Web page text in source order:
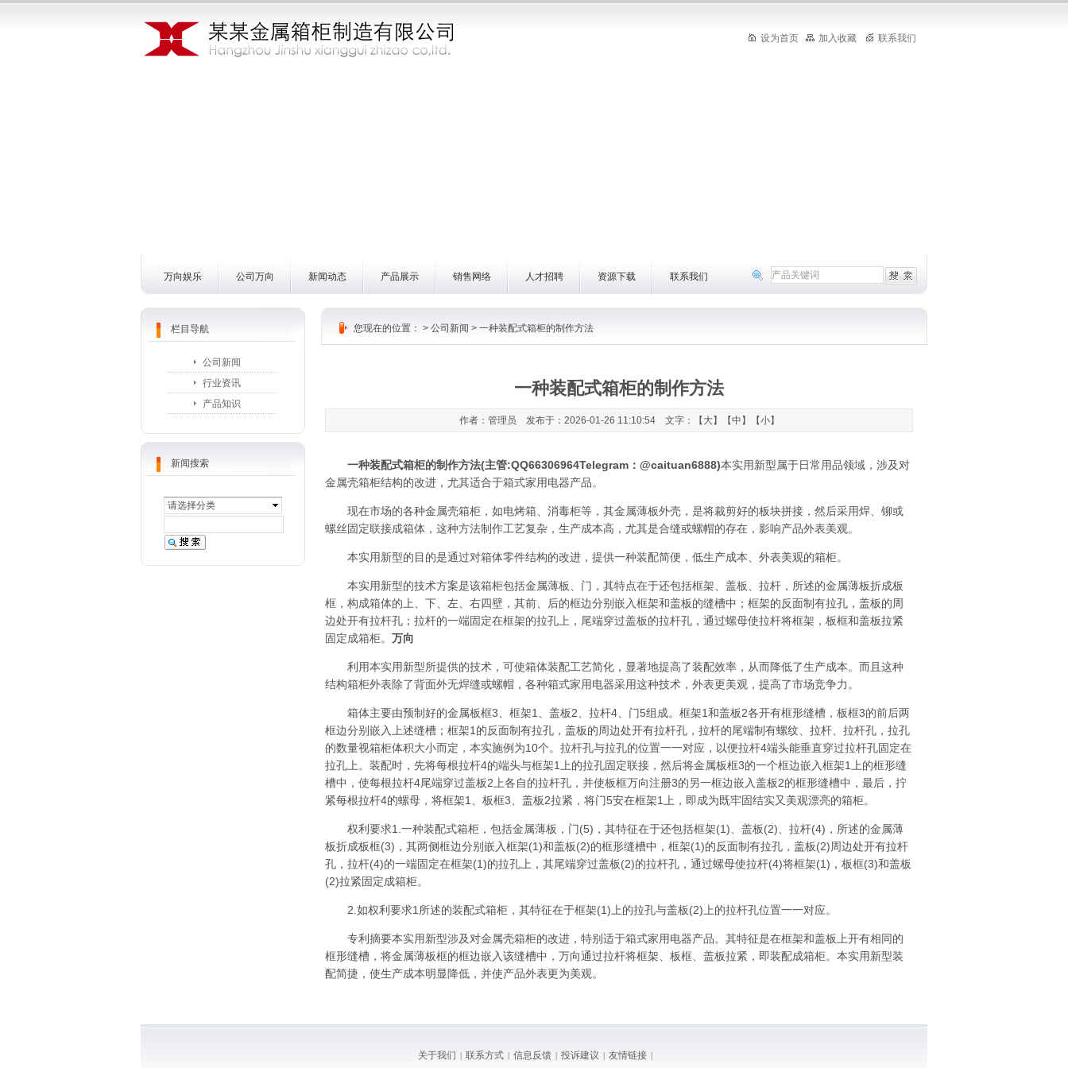
万向娱乐 公司万向 新闻动态 产品展示 销售网络 人才招聘 资源下载 联系我们
设为首页 加入收藏 联系我们
您现在的位置： > 公司新闻 > 一种装配式箱柜的制作方法
新闻搜索
请选择分类
栏目导航
公司新闻
行业资讯
产品知识
一种装配式箱柜的制作方法
作者：管理员 发布于：2026-01-26 11:10:54 文字：【 大】【中 】【小】
一种装配式箱柜的制作方法(主管:QQ66306964Telegram：@caituan6888)本实用新型属于日常用品领域，涉及对
金属壳箱柜结构的改进，尤其适合于箱式家用电器产品。
现在市场的各种金属壳箱柜，如电烤箱、消毒柜等，其金属薄板外壳，是将裁剪好的板块拼接，然后采用焊、铆或
螺丝固定联接成箱体，这种方法制作工艺复杂，生产成本高，尤其是合缝或螺帽的存在，影响产品外表美观。
本实用新型的目的是通过对箱体零件结构的改进，提供一种装配简便，低生产成本、外表美观的箱柜。
本实用新型的技术方案是该箱柜包括金属薄板、门，其特点在于还包括框架、盖板、拉杆，所述的金属薄板折成板
框，构成箱体的上、下、左、右四壁，其前、后的框边分别嵌入框架和盖板的缝槽中；框架的反面制有拉孔，盖板的周
边处开有拉杆孔；拉杆的一端固定在框架的拉孔上，尾端穿过盖板的拉杆孔，通过螺母使拉杆将框架，板框和盖板拉紧
固定成箱柜。 万向
利用本实用新型所提供的技术，可使箱体装配工艺简化，显著地提高了装配效率，从而降低了生产成本。而且这种
结构箱柜外表除了背面外无焊缝或螺帽，各种箱式家用电器采用这种技术，外表更美观，提高了市场竞争力。
箱体主要由预制好的金属板框3、框架1、盖板2、拉杆4、门5组成。框架1和盖板2各开有框形缝槽，板框3的前后两
框边分别嵌入上述缝槽；框架1的反面制有拉孔，盖板的周边处开有拉杆孔，拉杆的尾端制有螺纹、拉杆、拉杆孔，拉孔
的数量视箱柜体积大小而定，本实施例为10个。拉杆孔与拉孔的位置一一对应，以便拉杆4端头能垂直穿过拉杆孔固定在
拉孔上。装配时，先将每根拉杆4的端头与框架1上的拉孔固定联接，然后将金属板框3的一个框边嵌入框架1上的框形缝
槽中，使每根拉杆4尾端穿过盖板2上各自的拉杆孔，并使板框万向注册3的另一框边嵌入盖板2的框形缝槽中，最后，拧
紧每根拉杆4的螺母，将框架1、板框3、盖板2拉紧，将门5安在框架1上，即成为既牢固结实又美观漂亮的箱柜。
权利要求1.一种装配式箱柜，包括金属薄板，门(5)，其特征在于还包括框架(1)、盖板(2)、拉杆(4)，所述的金属薄
板折成板框(3)，其两侧框边分别嵌入框架(1)和盖板(2)的框形缝槽中，框架(1)的反面制有拉孔，盖板(2)周边处开有拉杆
孔，拉杆(4)的一端固定在框架(1)的拉孔上，其尾端穿过盖板(2)的拉杆孔，通过螺母使拉杆(4)将框架(1)，板框(3)和盖板
(2)拉紧固定成箱柜。
2.如权利要求1所述的装配式箱柜，其特征在于框架(1)上的拉孔与盖板(2)上的拉杆孔位置一一对应。
专利摘要本实用新型涉及对金属壳箱柜的改进，特别适于箱式家用电器产品。其特征是在框架和盖板上开有相同的
框形缝槽，将金属薄板框的框边嵌入该缝槽中， 万向通过拉杆将框架、板框、盖板拉紧，即装配成箱柜。本实用新型装
配简捷，使生产成本明显降低，并使产品外表更为美观。
关于我们 | 联系方式 | 信息反馈 | 投诉建议 | 友情链接 |